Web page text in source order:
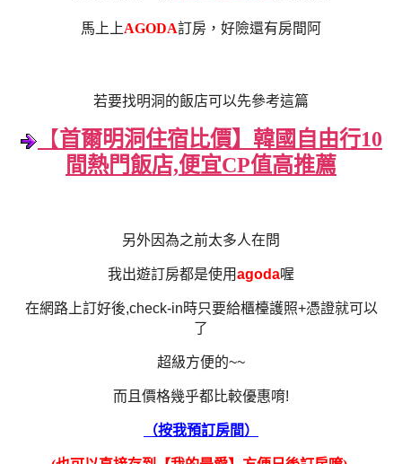
馬上上AGODA訂房，好險還有房間阿
若要找明洞的飯店可以先參考這篇
【首爾明洞住宿比價】韓國自由行10
間熱門飯店,便宜CP值高推薦
另外因為之前太多人在問
我出遊訂房都是使用agoda喔
在網路上訂好後,check-in時只要給櫃檯護照+憑證就可以
了
超級方便的~~
而且價格幾乎都比較優惠唷!
（按我預訂房間）